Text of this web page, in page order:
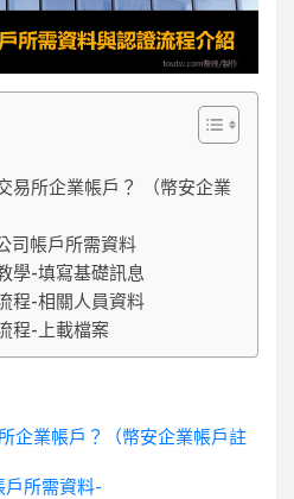
易所企業帳戶？ （幣安企業
司帳戶所需資料
學-填寫基礎訊息
程-相關人員資料
程-上載檔案
企業帳戶？（幣安企業帳戶註
戶所需資料-